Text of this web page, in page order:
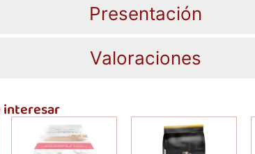
Presentación
Valoraciones
interesar